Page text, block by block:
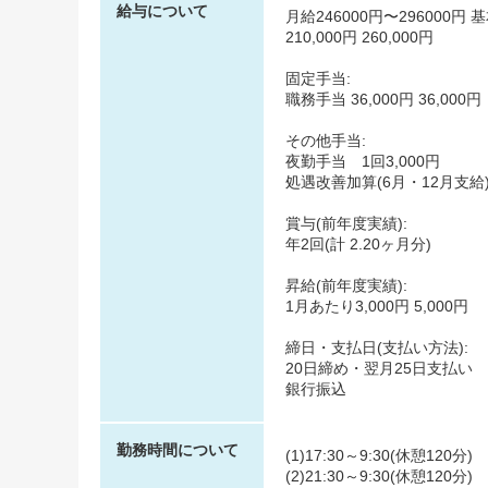
給与について
月給246000円〜296000円
210,000円 260,000円
固定手当:
職務手当 36,000円 36,000円
その他手当:
夜勤手当 1回3,000円
処遇改善加算(6月・12月支給)
賞与(前年度実績):
年2回(計 2.20ヶ月分)
昇給(前年度実績):
1月あたり3,000円 5,000円
締日・支払日(支払い方法):
20日締め・翌月25日支払い
銀行振込
勤務時間について
(1)17:30～9:30(休憩120分)
(2)21:30～9:30(休憩120分)